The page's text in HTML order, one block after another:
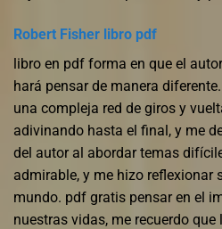
Robert Fisher libro pdf
libro en pdf forma en que el
hará pensar de manera
una compleja red de giros y
adivinando hasta el final, y me
del autor al abordar temas
admirable, y me hizo reflexionar
mundo. pdf gratis pensar en el
nuestras vidas, me recuerdo